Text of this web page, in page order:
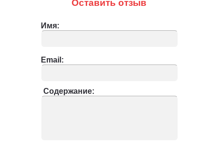
Оставить отзыв
Имя:
Email:
Содержание: